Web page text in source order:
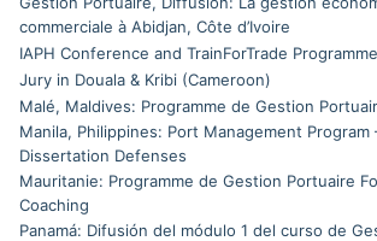
commerciale à Abidjan, Côte d’Ivoire
IAPH Conference and TrainForTrade Programme
Jury in Douala & Kribi (Cameroon)
Malé, Maldives: Programme de Gestion
Manila, Philippines: Port Management Program
Dissertation Defenses
Mauritanie: Programme de Gestion Portuaire
Coaching
Panamá: Difusión del módulo 1 del curso de